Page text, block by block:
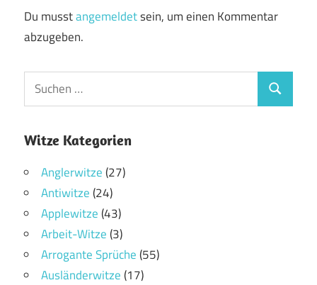
Du musstangemeldetsein, um einen Kommentar
abzugeben.
Witze Kategorien
Anglerwitze(27)
Antiwitze(24)
Applewitze(43)
Arbeit-Witze(3)
Arrogante Sprüche(55)
Ausländerwitze(17)